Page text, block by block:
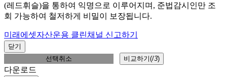
(레드휘슬)을 통하여 익명으로 이루어지며, 준법감시인만 조
회 가능하여 철저하게 비밀이 보장됩니다.
미래에셋자산운용 클린채널 신고하기
닫기
선택취소
비교하기(/3)
다운로드